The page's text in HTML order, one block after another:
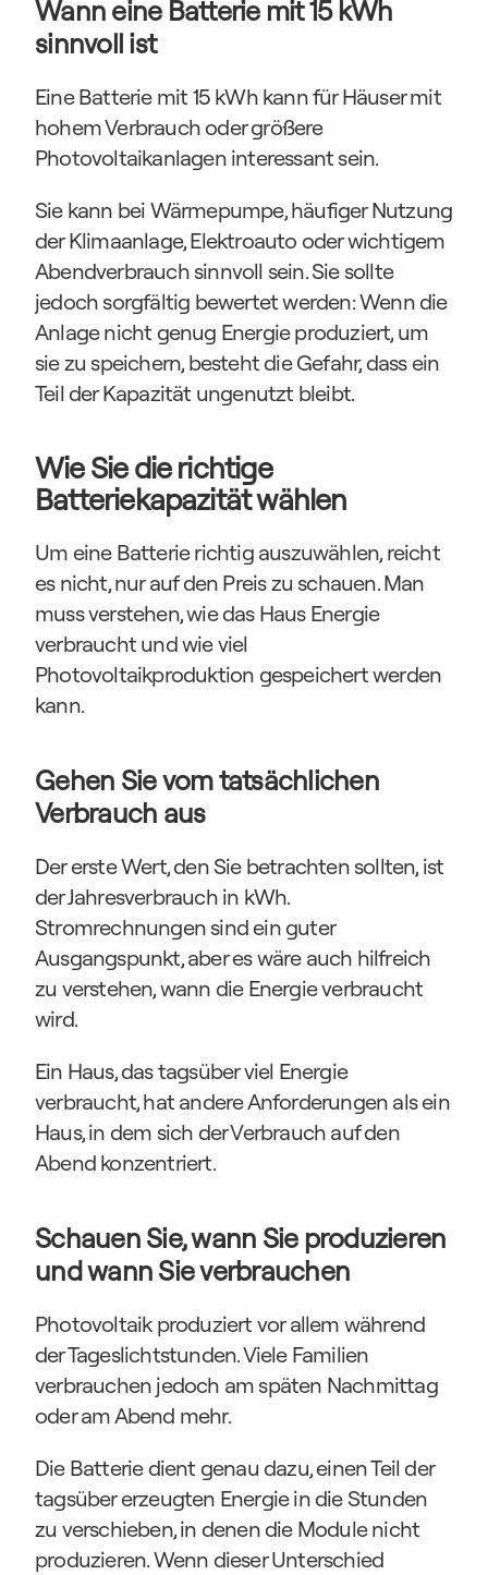
Wann eine Batterie mit 15 kWh
sinnvoll ist
Eine Batterie mit 15 kWh kann für Häuser mit
hohem Verbrauch oder größere
Photovoltaikanlagen interessant sein.
Sie kann bei Wärmepumpe, häufiger Nutzung
der Klimaanlage, Elektroauto oder wichtigem
Abendverbrauch sinnvoll sein. Sie sollte
jedoch sorgfältig bewertet werden: Wenn die
Anlage nicht genug Energie produziert, um
sie zu speichern, besteht die Gefahr, dass ein
Teil der Kapazität ungenutzt bleibt.
Wie Sie die richtige
Batteriekapazität wählen
Um eine Batterie richtig auszuwählen, reicht
es nicht, nur auf den Preis zu schauen. Man
muss verstehen, wie das Haus Energie
verbraucht und wie viel
Photovoltaikproduktion gespeichert werden
kann.
Gehen Sie vom tatsächlichen
Verbrauch aus
Der erste Wert, den Sie betrachten sollten, ist
der Jahresverbrauch in kWh.
Stromrechnungen sind ein guter
Ausgangspunkt, aber es wäre auch hilfreich
zu verstehen, wann die Energie verbraucht
wird.
Ein Haus, das tagsüber viel Energie
verbraucht, hat andere Anforderungen als ein
Haus, in dem sich der Verbrauch auf den
Abend konzentriert.
Schauen Sie, wann Sie produzieren
und wann Sie verbrauchen
Photovoltaik produziert vor allem während
der Tageslichtstunden. Viele Familien
verbrauchen jedoch am späten Nachmittag
oder am Abend mehr.
Die Batterie dient genau dazu, einen Teil der
tagsüber erzeugten Energie in die Stunden
zu verschieben, in denen die Module nicht
produzieren. Wenn dieser Unterschied